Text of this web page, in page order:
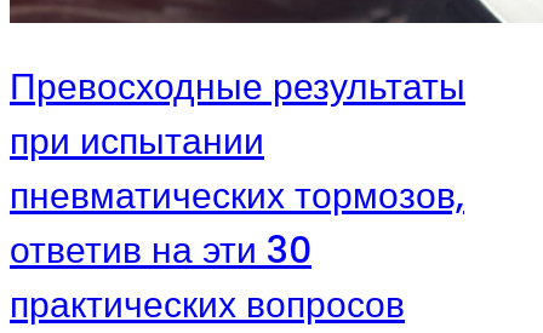
Превосходные результаты
при испытании
пневматических тормозов,
ответив на эти 30
практических вопросов